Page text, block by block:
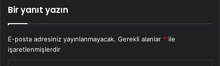
Bir yanıt yazın
E-posta adresiniz yayınlanmayacak. Gerekli alanlar * ile
işaretlenmişlerdir